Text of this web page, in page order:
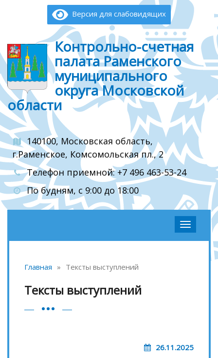
Версия для слабовидящих
Контрольно-счетная
палата Раменского
муниципального
округа Московской
области
140100, Московская область,
г.Раменское, Комсомольская пл., 2
Телефон приемной: +7 496 463-53-24
По будням, с 9:00 до 18:00
Главная » Тексты выступлений
Тексты выступлений
26.11.2025